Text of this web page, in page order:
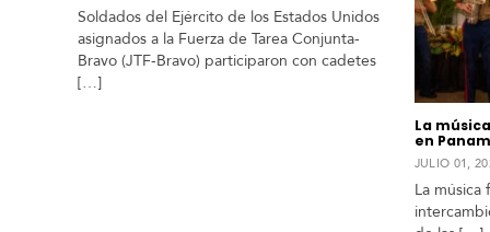
Soldados del Ejército de los Estados Unidos
asignados a la Fuerza de Tarea Conjunta-
Bravo (JTF-Bravo) participaron con cadetes
[…]
La
en
JULIO 01,
La